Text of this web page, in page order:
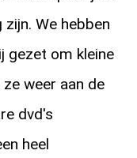
We hebben
gezet om kleine
weer aan de
dvd's
heel